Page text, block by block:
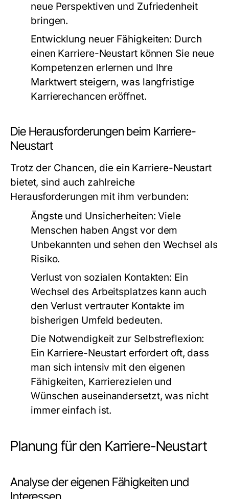
neue Perspektiven und Zufriedenheit
bringen.
Entwicklung neuer Fähigkeiten: Durch
einen Karriere-Neustart können Sie neue
Kompetenzen erlernen und Ihre
Marktwert steigern, was langfristige
Karrierechancen eröffnet.
Die Herausforderungen beim Karriere-
Neustart
Trotz der Chancen, die ein Karriere-Neustart
bietet, sind auch zahlreiche
Herausforderungen mit ihm verbunden:
Ängste und Unsicherheiten: Viele
Menschen haben Angst vor dem
Unbekannten und sehen den Wechsel als
Risiko.
Verlust von sozialen Kontakten: Ein
Wechsel des Arbeitsplatzes kann auch
den Verlust vertrauter Kontakte im
bisherigen Umfeld bedeuten.
Die Notwendigkeit zur Selbstreflexion:
Ein Karriere-Neustart erfordert oft, dass
man sich intensiv mit den eigenen
Fähigkeiten, Karrierezielen und
Wünschen auseinandersetzt, was nicht
immer einfach ist.
Planung für den Karriere-Neustart
Analyse der eigenen Fähigkeiten und